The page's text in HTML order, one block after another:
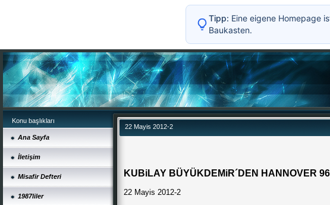
Konu başlıkları
Ana Sayfa
İletişim
Misafir Defteri
1987liler
22 Mayis 2012-2
KUBiLAY BÜYÜKDEMiR´DEN HANNOVER
22 Mayis 2012-2
Tipp: Eine eigene Homepage
Baukasten.